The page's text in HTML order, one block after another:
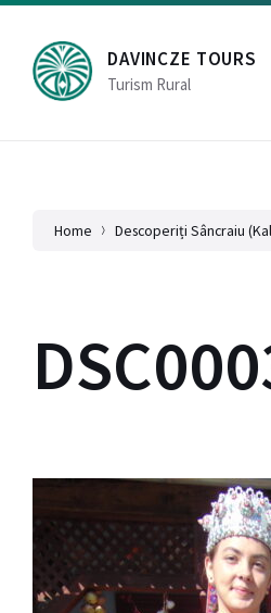
Skip
content
Skip
main
navigation
Skip
footer
DAVINCZE TOURS
Turism Rural
Home Descoperiți Sâncraiu